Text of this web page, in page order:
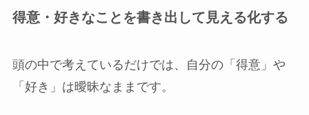
得意・好きなことを書き出して見える化する
頭の中で考えているだけでは、自分の「得意」や
「好き」は曖昧なままです。